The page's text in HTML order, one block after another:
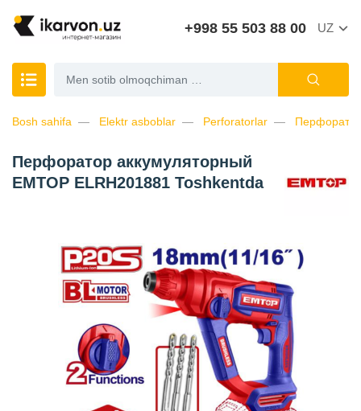
+998 55 503 88 00 UZ
Bosh sahifa Elektr asboblar Perforatorlar
Перфоратор аккумуляторный
EMTOP ELRH201881 Toshkentda